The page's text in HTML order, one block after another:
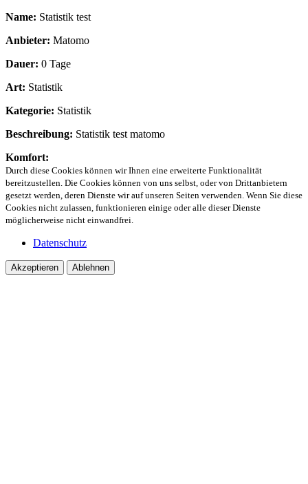
Name: Statistik test
Anbieter: Matomo
Dauer: 0 Tage
Art: Statistik
Kategorie: Statistik
Beschreibung: Statistik test matomo
Komfort:
Durch diese Cookies können wir Ihnen eine erweiterte Funktionalität
bereitzustellen. Die Cookies können von uns selbst, oder von Drittanbietern
gesetzt werden, deren Dienste wir auf unseren Seiten verwenden. Wenn Sie diese
Cookies nicht zulassen, funktionieren einige oder alle dieser Dienste
möglicherweise nicht einwandfrei.
Datenschutz
Akzeptieren Ablehnen